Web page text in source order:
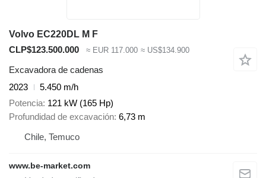
Volvo EC220DL M F
CLP$123.500.000
≈ EUR 117.000 ≈ US$134.900
Excavadora de cadenas
2023
5.450 m/h
Potencia 121 kW (165 Hp)
Profundidad de excavación 6,73 m
Chile, Temuco
www.be-market.com